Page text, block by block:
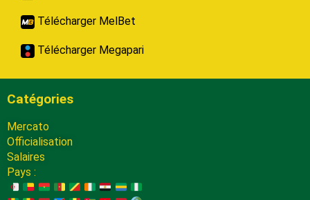
Télécharger MelBet
Télécharger Megapari
Catégories
Mercato
Officialisation
Salaires
Pays :